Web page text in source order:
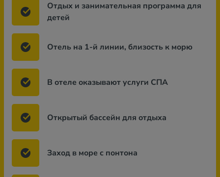
Отдых и занимательная программа для
детей
Отель на 1-й линии, близость к морю
В отеле оказывают услуги СПА
Открытый бассейн для отдыха
Заход в море с понтона